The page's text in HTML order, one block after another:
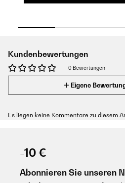
Kundenbewertungen
0 Bewertungen
Eigene
Es liegen keine Kommentare zu diesem
-10 €
Abonnieren Sie unseren